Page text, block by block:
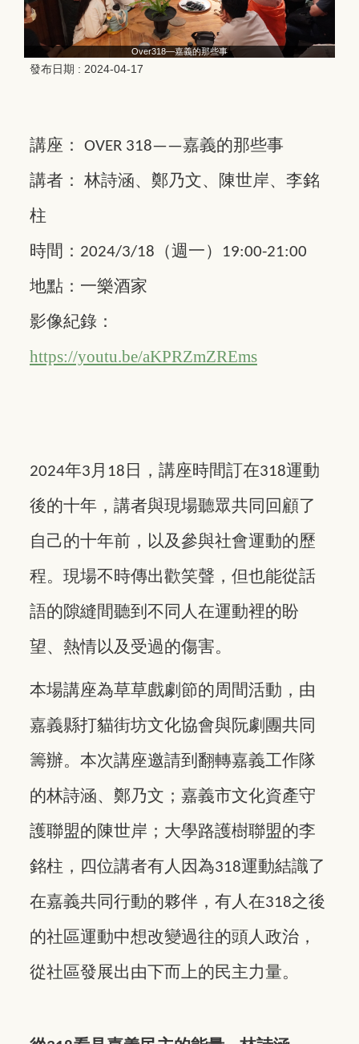
Over318—嘉義的那些事
發布日期 : 2024-04-17
講座： OVER 318——嘉義的那些事
講者： 林詩涵、鄭乃文、陳世岸、李銘
柱
時間： 2024/3/18 （週一） 19:00-21:00
地點：一樂酒家
影像紀錄：
https://youtu.be/aKPRZmZREms
2024年3月 18 日，講座時間訂在318運動
後的十年，講者與現場聽眾共同回顧了
自己的十年前，以及參與社會運動的歷
程。現場不時傳出歡笑聲，但也能從話
語的隙縫間聽到不同人在運動裡的盼
望、熱情以及受過的傷害。
本場講座為草草戲劇節的周間活動，由
嘉義縣打貓街坊文化協會與阮劇團共同
籌辦。本次講座邀請到翻轉嘉義工作隊
的林詩涵、鄭乃文；嘉義市文化資產守
護聯盟的陳世岸；大學路護樹聯盟的李
銘柱，四位講者有人因為318運動結識了
在嘉義共同行動的夥伴，有人在318之後
的社區運動中想改變過往的頭人政治，
從社區發展出由下而上的民主力量。